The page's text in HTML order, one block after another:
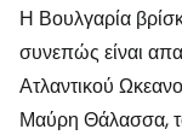
Η Βουλγαρία
συνεπώς είναι
Ατλαντικού
Μαύρη Θάλασσα,